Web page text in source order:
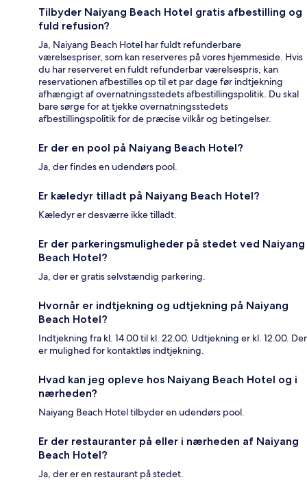
Tilbyder Naiyang Beach Hotel gratis afbestilling og
fuld refusion?
Ja, Naiyang Beach Hotel har fuldt refunderbare
værelsespriser, som kan reserveres på vores hjemmeside. Hvis
du har reserveret en fuldt refunderbar værelsespris, kan
reservationen afbestilles op til et par dage før indtjekning
afhængigt af overnatningsstedets afbestillingspolitik. Du skal
bare sørge for at tjekke overnatningsstedets
afbestillingspolitik for de præcise vilkår og betingelser.
Er der en pool på Naiyang Beach Hotel?
Ja, der findes en udendørs pool.
Er kæledyr tilladt på Naiyang Beach Hotel?
Kæledyr er desværre ikke tilladt.
Er der parkeringsmuligheder på stedet ved Naiyang
Beach Hotel?
Ja, der er gratis selvstændig parkering.
Hvornår er indtjekning og udtjekning på Naiyang
Beach Hotel?
Indtjekning fra kl. 14.00 til kl. 22.00. Udtjekning er kl. 12.00. Der
er mulighed for kontaktløs indtjekning.
Hvad kan jeg opleve hos Naiyang Beach Hotel og i
nærheden?
Naiyang Beach Hotel tilbyder en udendørs pool.
Er der restauranter på eller i nærheden af Naiyang
Beach Hotel?
Ja, der er en restaurant på stedet.